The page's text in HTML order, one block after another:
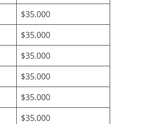
$35.000
$35.000
$35.000
$35.000
$35.000
$35.000